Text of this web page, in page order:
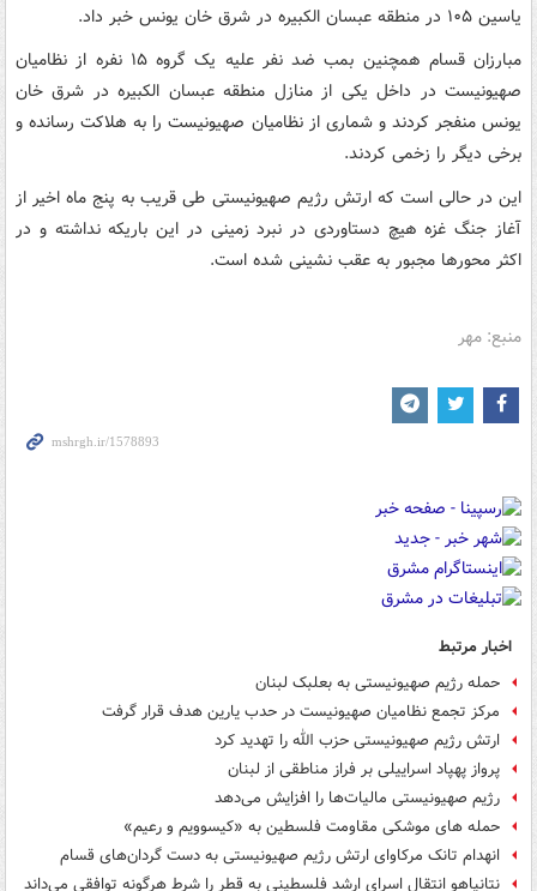
یاسین ۱۰۵ در منطقه عبسان الکبیره در شرق خان یونس خبر داد.
مبارزان قسام همچنین بمب ضد نفر علیه یک گروه ۱۵ نفره از نظامیان
صهیونیست در داخل یکی از منازل منطقه عبسان الکبیره در شرق خان
یونس منفجر کردند و شماری از نظامیان صهیونیست را به هلاکت رسانده و
برخی دیگر را زخمی کردند.
این در حالی است که ارتش رژیم صهیونیستی طی قریب به پنج ماه اخیر از
آغاز جنگ غزه هیچ دستاوردی در نبرد زمینی در این باریکه نداشته و در
اکثر محورها مجبور به عقب نشینی شده است.
منبع: مهر
اخبار مرتبط
حمله رژیم صهیونیستی به بعلبک لبنان
مرکز تجمع نظامیان صهیونیست در حدب یارین هدف قرار گرفت
ارتش رژیم صهیونیستی حزب الله را تهدید کرد
پرواز پهپاد اسراییلی بر فراز مناطقی از لبنان
رژیم صهیونیستی مالیات‌ها را افزایش می‌دهد
حمله های موشکی مقاومت فلسطین به «کیسوویم و رعیم»
انهدام تانک مرکاوای ارتش رژیم صهیونیستی به دست گردان‌های قسام
نتانیاهو انتقال اسرای ارشد فلسطینی به قطر را شرط هرگونه توافقی می‌داند